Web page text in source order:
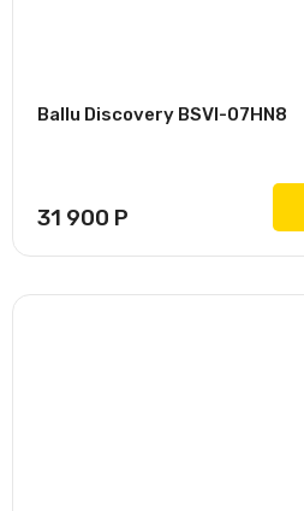
Ballu Discovery BSVI-07HN8
31 900 Р